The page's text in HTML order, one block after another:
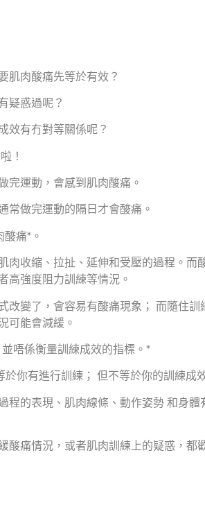
肌肉酸痛先等於有效？
疑惑過呢？
效有冇對等關係呢？
！
完運動，會感到肌肉酸痛。
常做完運動的隔日才會酸痛。
痛*。
肉收縮、拉扯、延伸和受壓的過程。而
高強度阻力訓練等情況。
改變了，會容易有酸痛現象； 而隨住訓
可能會減緩。
唔係衡量訓練成效的指標。*
你有進行訓練； 但不等於你的訓練成
程的表現、 肌肉線條 、 動作姿勢 和身體
酸痛情況，或者肌肉訓練上的疑惑，都